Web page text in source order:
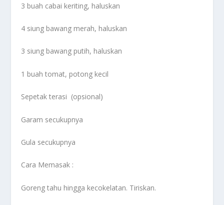
3 buah cabai keriting, haluskan
4 siung bawang merah, haluskan
3 siung bawang putih, haluskan
1 buah tomat, potong kecil
Sepetak terasi (opsional)
Garam secukupnya
Gula secukupnya
Cara Memasak :
Goreng tahu hingga kecokelatan. Tiriskan.